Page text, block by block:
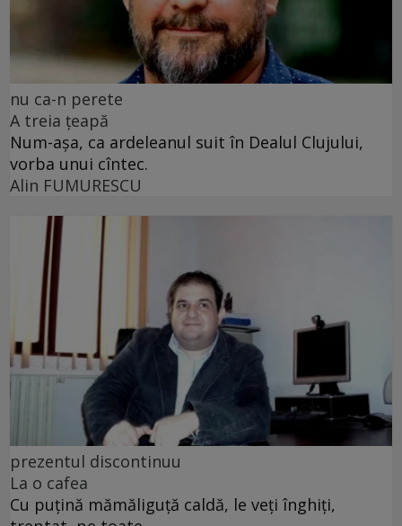
nu ca-n perete
A treia țeapă
Num-așa, ca ardeleanul suit în Dealul Clujului,
vorba unui cîntec.
Alin FUMURESCU
prezentul discontinuu
La o cafea
Cu puţină mămăliguţă caldă, le veţi înghiţi,